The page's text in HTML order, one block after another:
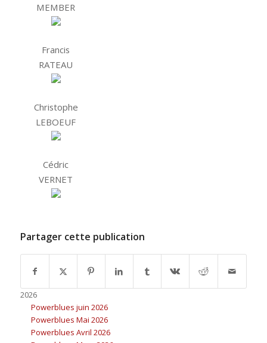
MEMBER
Francis
RATEAU
Christophe
LEBOEUF
Cédric
VERNET
Partager cette publication
2026
Powerblues juin 2026
Powerblues Mai 2026
Powerblues Avril 2026